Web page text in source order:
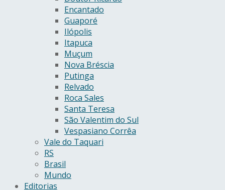
Encantado
Guaporé
Ilópolis
Itapuca
Muçum
Nova Bréscia
Putinga
Relvado
Roca Sales
Santa Teresa
São Valentim do Sul
Vespasiano Corrêa
Vale do Taquari
RS
Brasil
Mundo
Editorias